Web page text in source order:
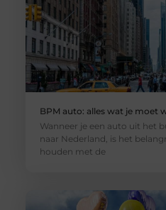
BPM auto: alles wat je moet
Wanneer je een auto uit het
naar Nederland, is het
houden met de